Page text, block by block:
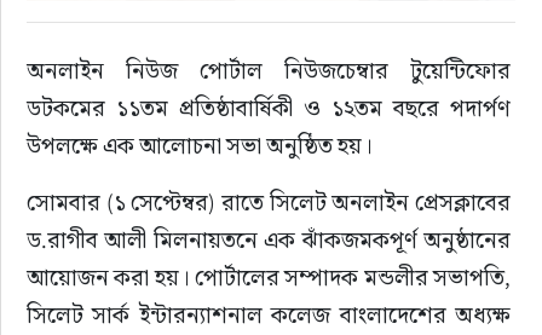
অনলাইন নিউজ পোর্টাল নিউজচেম্বার টুয়েন্টিফোর
ডটকমের ১১তম প্রতিষ্ঠাবার্ষিকী ও ১২তম বছরে পদার্পণ
উপলক্ষে এক আলোচনা সভা অনুষ্ঠিত হয়।
সোমবার (১ সেপ্টেম্বর) রাতে সিলেট অনলাইন প্রেসক্লাবের
ড.রাগীব আলী মিলনায়তনে এক ঝাঁকজমকপূর্ণ অনুষ্ঠানের
আয়োজন করা হয়। পোর্টালের সম্পাদক মন্ডলীর সভাপতি,
সিলেট সার্ক ইন্টারন্যাশনাল কলেজ বাংলাদেশের অধ্যক্ষ